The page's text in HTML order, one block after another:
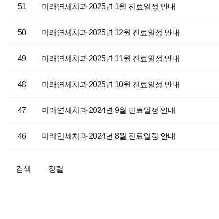
51 미래연세치과 2025년 1월 진료일정 안내
50 미래연세치과 2025년 12월 진료일정 안내
49 미래연세치과 2025년 11월 진료일정 안내
48 미래연세치과 2025년 10월 진료일정 안내
47 미래연세치과 2024년 9월 진료일정 안내
46 미래연세치과 2024년 8월 진료일정 안내
검색 정렬